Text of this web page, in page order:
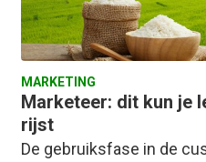
MARKETING
Marketeer: dit kun je
rijst
De gebruiksfase in de